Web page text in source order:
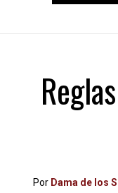
Por Dama de los